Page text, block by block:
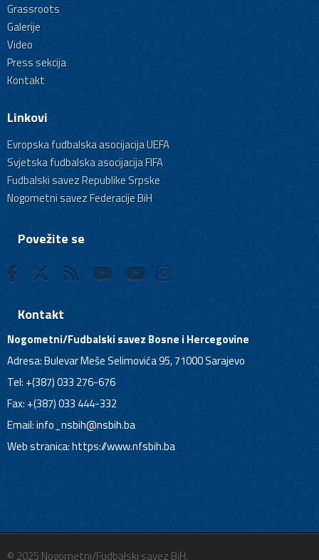
Grassroots
Galerije
Video
Press sekcija
Kontakt
Linkovi
Evropska fudbalska asocijacija UEFA
Svjetska fudbalska asocijacija FIFA
Fudbalski savez Republike Srpske
Nogometni savez Federacije BiH
Povežite se
Kontakt
Nogometni/Fudbalski savez Bosne i Hercegovine
Adresa: Bulevar Meše Selimovića 95, 71000 Sarajevo
Tel: +(387) 033 276-676
Fax: +(387) 033 444-332
Email:info_nsbih@nsbih.ba
Web stranica: https://www.nfsbih.ba
© 2025 Nogometni/Fudbalski savez BiH.